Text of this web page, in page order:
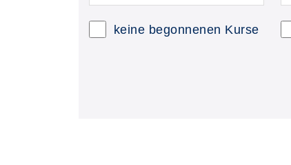
keine begonnenen Kurse